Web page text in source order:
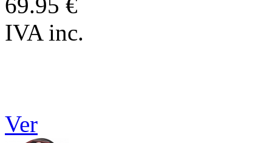
69.95 €
IVA inc.
Ver